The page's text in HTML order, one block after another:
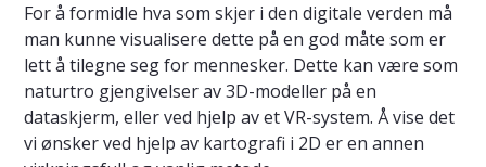
For å formidle hva som skjer i den digitale verden må
man kunne visualisere dette på en god måte som er
lett å tilegne seg for mennesker. Dette kan være som
naturtro gjengivelser av 3D-modeller på en
dataskjerm, eller ved hjelp av et VR-system. Å vise det
vi ønsker ved hjelp av kartografi i 2D er en annen